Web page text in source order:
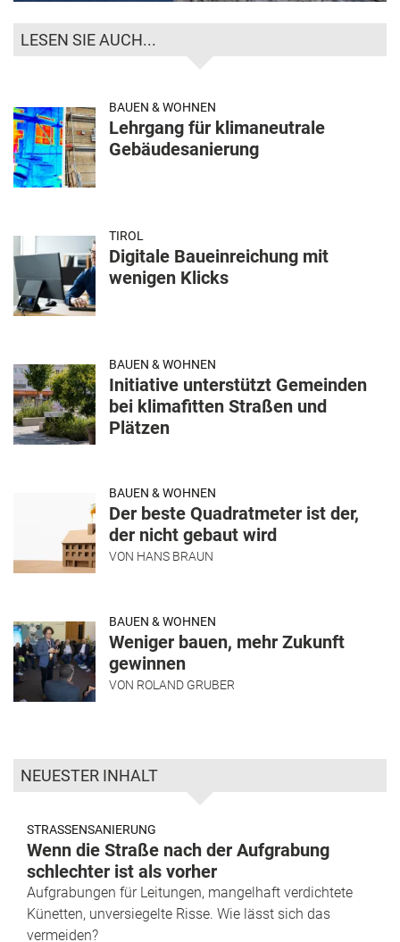
LESEN SIE AUCH...
BAUEN & WOHNEN
Lehrgang für klimaneutrale
Gebäudesanierung
TIROL
Digitale Baueinreichung mit
wenigen Klicks
BAUEN & WOHNEN
Initiative unterstützt Gemeinden
bei klimafitten Straßen und
Plätzen
BAUEN & WOHNEN
Der beste Quadratmeter ist der,
der nicht gebaut wird
VON HANS BRAUN
BAUEN & WOHNEN
Weniger bauen, mehr Zukunft
gewinnen
VON ROLAND GRUBER
NEUESTER INHALT
STRASSENSANIERUNG
Wenn die Straße nach der Aufgrabung
schlechter ist als vorher
Aufgrabungen für Leitungen, mangelhaft verdichtete
Künetten, unversiegelte Risse. Wie lässt sich das
vermeiden?